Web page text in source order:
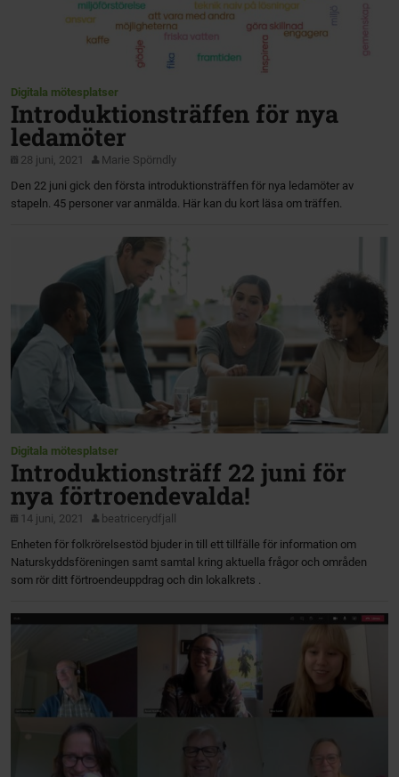
Digitala mötesplatser
Introduktionsträffen för nya
ledamöter
28 juni, 2021
Marie Spörndly
Den 22 juni gick den första introduktionsträffen för nya ledamöter av
stapeln. 45 personer var anmälda. Här kan du kort läsa om träffen.
Digitala mötesplatser
Introduktionsträff 22 juni för
nya förtroendevalda!
14 juni, 2021
beatricerydfjall
Enheten för folkrörelsestöd bjuder in till ett tillfälle för information om
Naturskyddsföreningen samt samtal kring aktuella frågor och områden
som rör ditt förtroendeuppdrag och din lokalkrets .